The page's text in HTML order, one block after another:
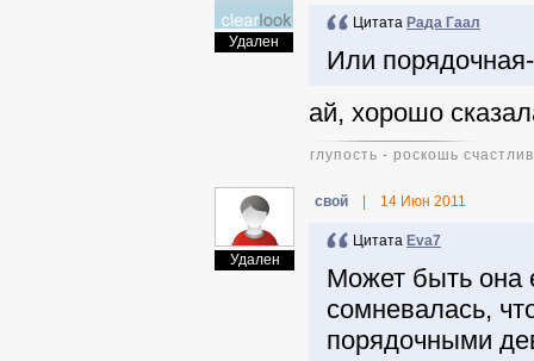
Удален
Цитата Рада Гаал
Или
ай, хорошо
глупость - роскошь
Удален
свой 14 Июн 2011
Цитата Eva7
Может быть она
сомневалась,
порядочными